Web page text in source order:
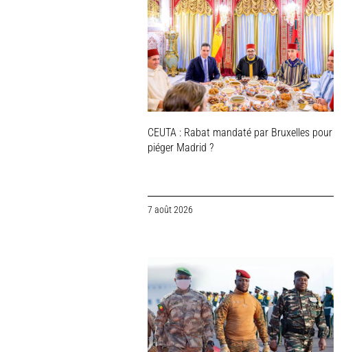
CEUTA : Rabat mandaté par Bruxelles pour
piéger Madrid ?
7 août 2026